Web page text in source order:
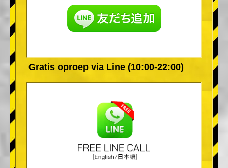
Gratis oproep via Line (10:00-22:00)